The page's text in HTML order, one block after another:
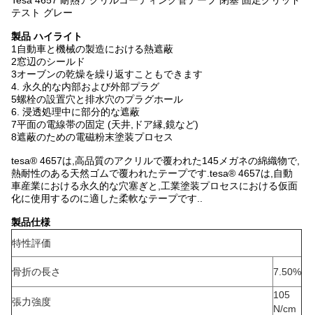
テスト グレー
製品 ハイライト
1自動車と機械の製造における熱遮蔽
2窓辺のシールド
3オーブンの乾燥を繰り返すこともできます
4. 永久的な内部および外部プラグ
5螺栓の設置穴と排水穴のプラグホール
6. 浸透処理中に部分的な遮蔽
7平面の電線帯の固定 (天井,ドア縁,鏡など)
8遮蔽のための電磁粉末塗装プロセス
tesa® 4657は,高品質のアクリルで覆われた145メガネの綿織物で,
熱耐性のある天然ゴムで覆われたテープです.tesa® 4657は,自動
車産業における永久的な穴塞ぎと,工業塗装プロセスにおける仮面
化に使用するのに適した柔軟なテープです..
製品仕様
特性評価
骨折の長さ 7.50%
張力強度
105
N/cm